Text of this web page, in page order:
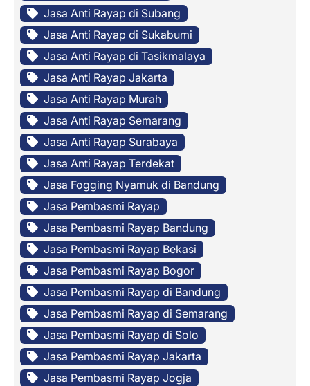
Jasa Anti Rayap di Subang
Jasa Anti Rayap di Sukabumi
Jasa Anti Rayap di Tasikmalaya
Jasa Anti Rayap Jakarta
Jasa Anti Rayap Murah
Jasa Anti Rayap Semarang
Jasa Anti Rayap Surabaya
Jasa Anti Rayap Terdekat
Jasa Fogging Nyamuk di Bandung
Jasa Pembasmi Rayap
Jasa Pembasmi Rayap Bandung
Jasa Pembasmi Rayap Bekasi
Jasa Pembasmi Rayap Bogor
Jasa Pembasmi Rayap di Bandung
Jasa Pembasmi Rayap di Semarang
Jasa Pembasmi Rayap di Solo
Jasa Pembasmi Rayap Jakarta
Jasa Pembasmi Rayap Jogja